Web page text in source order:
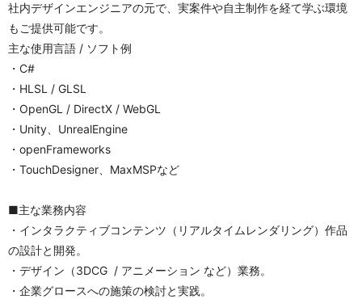
社内デザインエンジニアの元で、実案件や自主制作を経て学ぶ環境
もご提供可能です。
主な使用言語 / ソフト例
・C#
・HLSL / GLSL
・OpenGL / DirectX / WebGL
・Unity、UnrealEngine
・openFrameworks
・TouchDesigner、MaxMSPなど
■主な業務内容
・インタラクティブコンテンツ（リアルタイムレンダリング）作品
の設計と開発。
・デザイン（3DCG  / アニメーション など）業務。
・企業グロースへの施策の検討と実践。